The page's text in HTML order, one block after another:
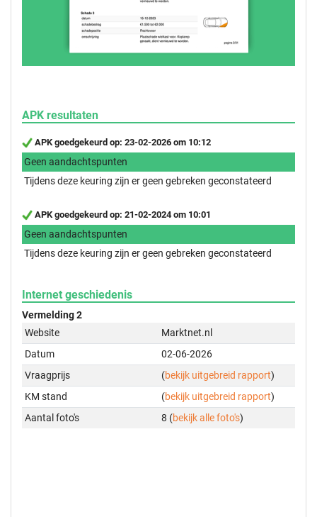
APK resultaten
APK goedgekeurd op: 23-02-2026 om 10:12
Geen aandachtspunten
Tijdens deze keuring zijn er geen gebreken geconstateerd
APK goedgekeurd op: 21-02-2024 om 10:01
Geen aandachtspunten
Tijdens deze keuring zijn er geen gebreken geconstateerd
Internet geschiedenis
Vermelding 2
Website
Marktnet.nl
Datum
02-06-2026
Vraagprijs
(bekijk uitgebreid rapport)
KM stand
(bekijk uitgebreid rapport)
Aantal foto's
8 (bekijk alle foto's)